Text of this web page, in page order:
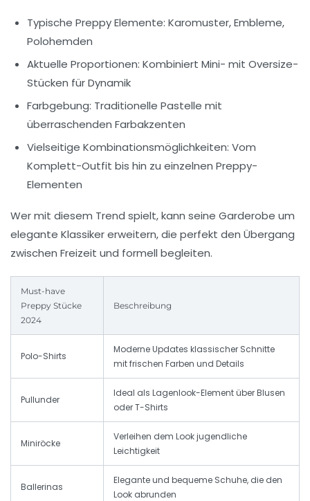
Typische Preppy Elemente: Karomuster, Embleme,
Polohemden
Aktuelle Proportionen: Kombiniert Mini- mit Oversize-
Stücken für Dynamik
Farbgebung: Traditionelle Pastelle mit
überraschenden Farbakzenten
Vielseitige Kombinationsmöglichkeiten: Vom
Komplett-Outfit bis hin zu einzelnen Preppy-
Elementen
Wer mit diesem Trend spielt, kann seine Garderobe um
elegante Klassiker erweitern, die perfekt den Übergang
zwischen Freizeit und formell begleiten.
Must-have
Preppy Stücke
2024
Beschreibung
Polo-Shirts
Moderne Updates klassischer Schnitte
mit frischen Farben und Details
Pullunder
Ideal als Lagenlook-Element über Blusen
oder T-Shirts
Miniröcke
Verleihen dem Look jugendliche
Leichtigkeit
Ballerinas
Elegante und bequeme Schuhe, die den
Look abrunden